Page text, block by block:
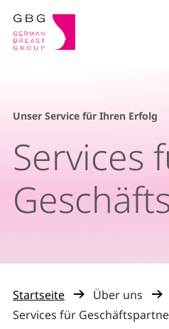
Unser Service für Ihren Erfolg
Services
Startseite
Über uns
Services für